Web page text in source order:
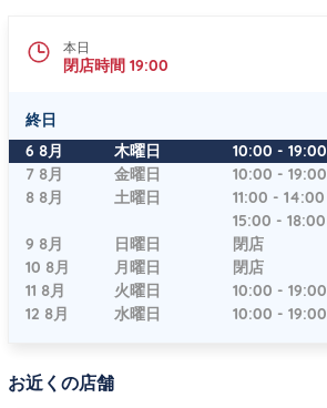
本日
閉店時間 19:00
終日
曜日 時間
6 8月 木曜日 10:00 - 19:00
7 8月
金曜日 10:00 - 19:00
8 8月
土曜日 11:00 - 14:00
15:00 - 18:00
9 8月
日曜日
閉店
10 8月
月曜日
閉店
11 8月
火曜日 10:00 - 19:00
12 8月
水曜日 10:00 - 19:00
お近くの店舗